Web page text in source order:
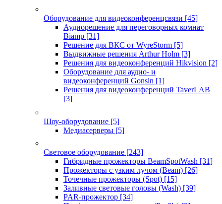
Оборудование для видеоконференцсвязи [45]
Аудиорешение для переговорных комнат
Biamp [31]
Решение для ВКС от WyreStorm [5]
Выдвижные решения Arthur Holm [3]
Решения для видеоконференций Hikvision [2]
Оборудование для аудио- и
видеоконференций Gonsin [1]
Решения для видеоконференций TaverLAB
[3]
Шоу-оборудование [5]
Медиасерверы [5]
Световое оборудование [243]
Гибридные прожекторы BeamSpotWash [31]
Прожекторы с узким лучом (Beam) [26]
Точечные прожекторы (Spot) [15]
Заливные световые головы (Wash) [39]
PAR-прожектор [34]